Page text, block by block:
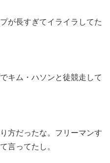
が長すぎてイライラしてた
キム・ハソンと徒競走して
方だったな。フリーマンす
言ってたし。